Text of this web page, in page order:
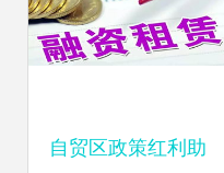
自贸区政策红利助